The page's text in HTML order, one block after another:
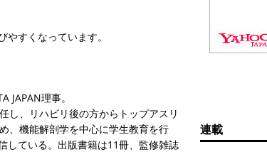
すくなっています。
JAPAN理事。
し、リハビリ後の方からトップアスリ
、機能解剖学を中心に学生教育を行
している。出版書籍は11冊、監修雑誌
連載